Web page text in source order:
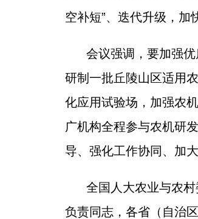
空补短”、迭代升级，加
会议强调，要加强
研制一批丘陵山区适用
化应用试验场，加强农
广机构全程参与农机研
导、强化工作协同、加
全国人大农业与农
负责同志，各省（自治